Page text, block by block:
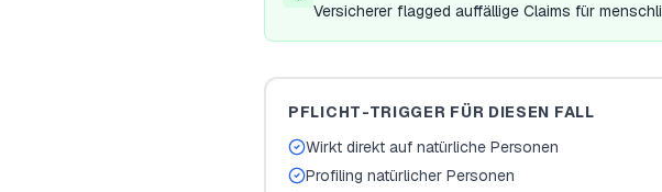
Versicherer flagged auffällige Claims für
PFLICHT-TRIGGER FÜR DIESEN FALL
Wirkt direkt auf natürliche Personen
Profiling natürlicher Personen